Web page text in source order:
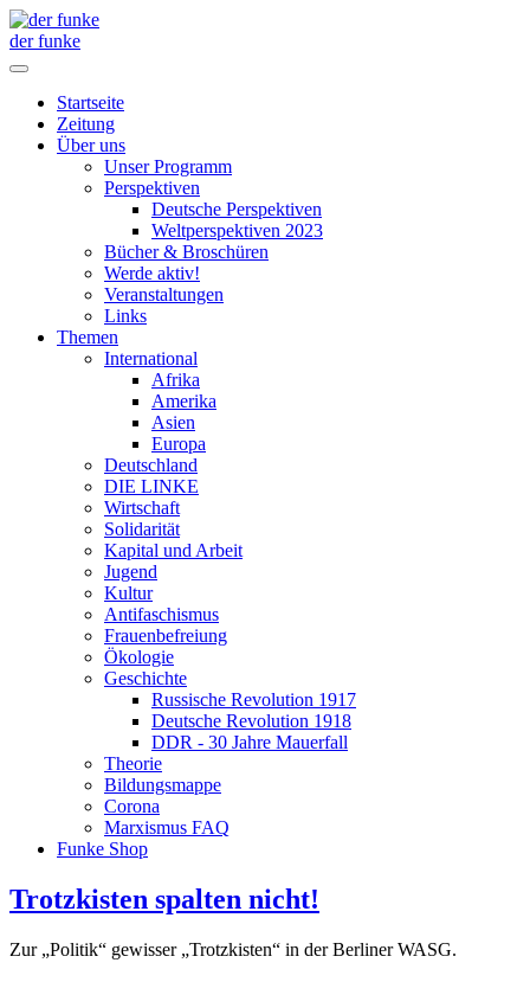
der funke
Startseite
Zeitung
Über uns
Unser Programm
Perspektiven
Deutsche Perspektiven
Weltperspektiven 2023
Bücher & Broschüren
Werde aktiv!
Veranstaltungen
Links
Themen
International
Afrika
Amerika
Asien
Europa
Deutschland
DIE LINKE
Wirtschaft
Solidarität
Kapital und Arbeit
Jugend
Kultur
Antifaschismus
Frauenbefreiung
Ökologie
Geschichte
Russische Revolution 1917
Deutsche Revolution 1918
DDR - 30 Jahre Mauerfall
Theorie
Bildungsmappe
Corona
Marxismus FAQ
Funke Shop
Trotzkisten spalten nicht!
Zur „Politik“ gewisser „Trotzkisten“ in der Berliner WASG.